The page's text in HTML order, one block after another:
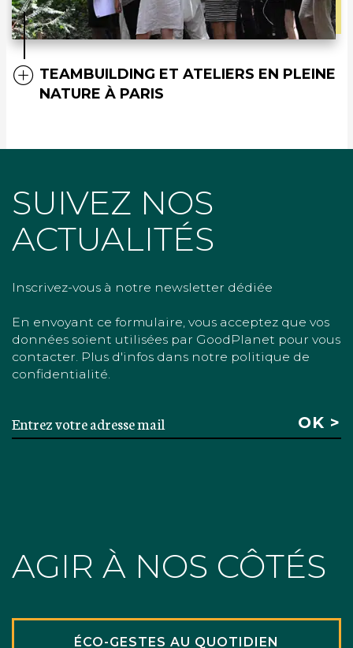
TEAMBUILDING ET ATELIERS EN PLEINE
NATURE À PARIS
SUIVEZ NOS
ACTUALITÉS
Inscrivez-vous à notre newsletter dédiée
En envoyant ce formulaire, vous acceptez que vos
données soient utilisées par GoodPlanet pour vous
contacter. Plus d'infos dans notre politique de
confidentialité.
AGIR À NOS CÔTÉS
ÉCO-GESTES AU QUOTIDIEN